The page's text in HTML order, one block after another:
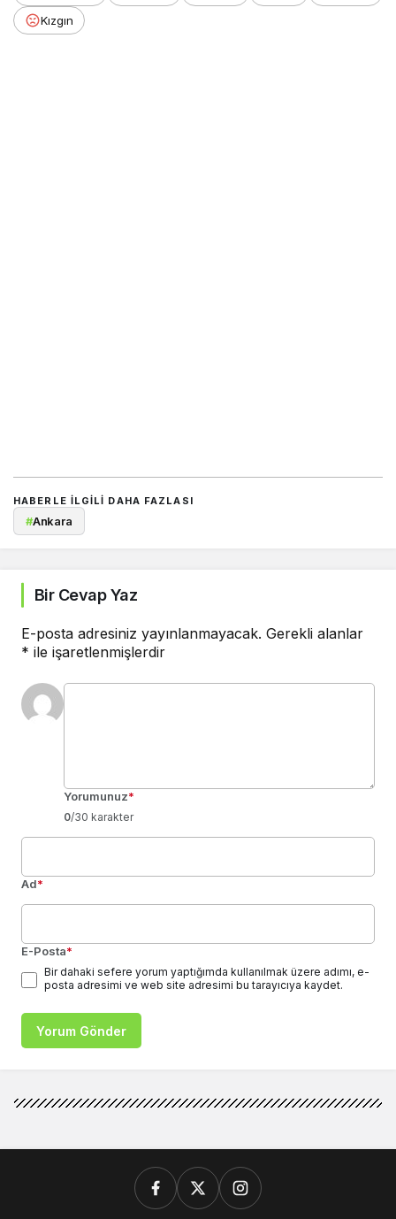
Kızgın
HABERLE ILGILI DAHA FAZLASI
#Ankara
Bir Cevap Yaz
E-posta adresiniz yayınlanmayacak. Gerekli alanlar
* ile işaretlenmişlerdir
Yorumunuz*
0/30 karakter
Ad*
E-Posta*
Bir dahaki sefere yorum yaptığımda kullanılmak üzere adımı, e-
posta adresimi ve web site adresimi bu tarayıcıya kaydet.
Yorum Gönder